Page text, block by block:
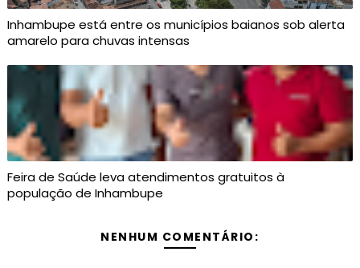
Inhambupe está entre os municípios baianos sob alerta
amarelo para chuvas intensas
Feira de Saúde leva atendimentos gratuitos à
população de Inhambupe
NENHUM COMENTÁRIO: